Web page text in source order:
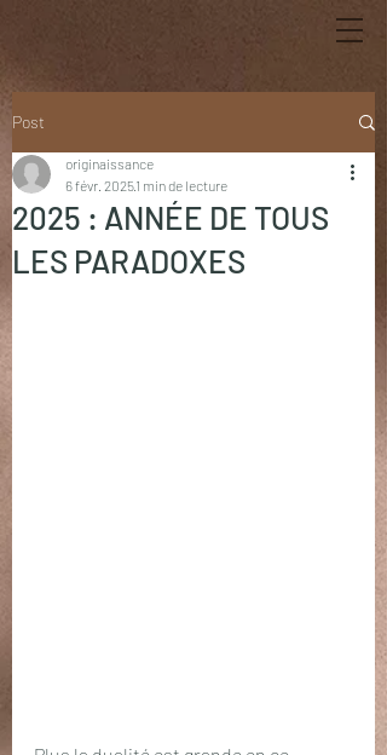
Post
2025 : ANNÉE DE TOUS
LES PARADOXES
originaissance
6 févr. 20251 min de lecture